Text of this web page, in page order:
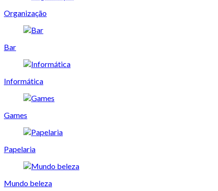
Organização
Bar
Informática
Games
Papelaria
Mundo beleza